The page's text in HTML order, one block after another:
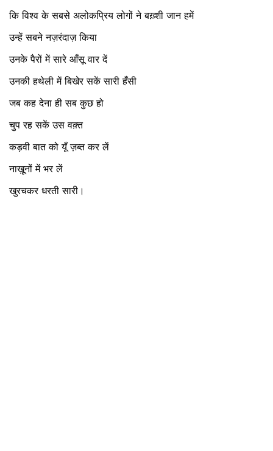
किविश्वकेसबसे अलोकप्रियलोगोंनेबख़्शीजानहमें
उन्हेंसबनेनज़रंदाज़किया
उनकेपैरोंमेंसारे आँसूवारदें
उनकीहथेलीमेंबिखेरसकेंसारीहँसी
जबकहदेनाहीसबकुछहो
चुपरहसकेंउसवक़्त
कड़वीबातकोयूँज़ब्तकरलें
नाख़ूनोंमें भरलें
खुरचकर धरतीसारी।